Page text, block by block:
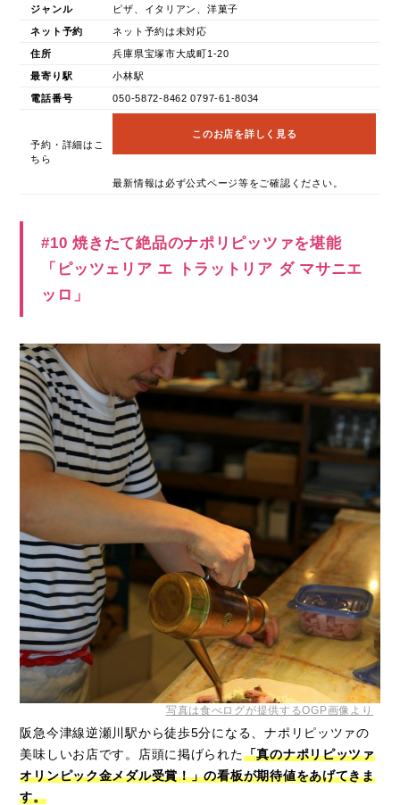
ジャンル ピザ、イタリアン、洋菓子
ネット予約 ネット予約は未対応
住所 兵庫県宝塚市大成町1-20
最寄り駅 小林駅
電話番号 050-5872-8462 0797-61-8034
予約・詳細はこ
ちら
このお店を詳しく見る
最新情報は必ず公式ページ等をご確認ください。
#10 焼きたて絶品のナポリピッツァを堪能
「ピッツェリア エ トラットリア ダ マサニエ
ッロ」
写真は食べログが提供するOGP画像より
阪急今津線逆瀬川駅から徒歩5分になる、ナポリピッツァの
美味しいお店です。店頭に掲げられた「真のナポリピッツァ
オリンピック金メダル受賞！」の看板が期待値をあげてきま
す。